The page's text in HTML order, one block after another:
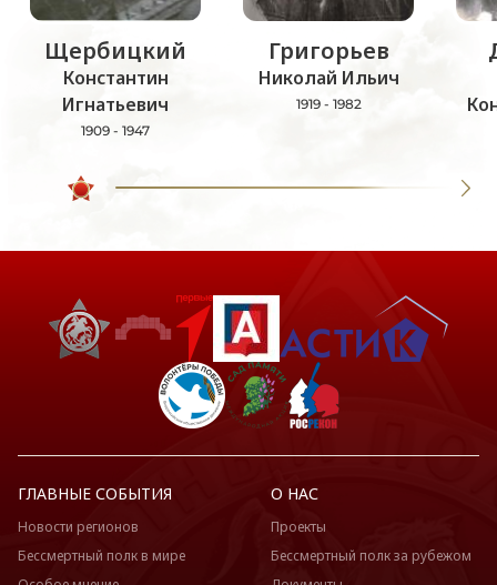
Щербицкий
Константин
Игнатьевич
1909 - 1947
Григорьев
Николай Ильич
1919 - 1982
ГЛАВНЫЕ СОБЫТИЯ
Новости регионов
Бессмертный полк в мире
О НАС
Проекты
Бессмертный полк за рубежом